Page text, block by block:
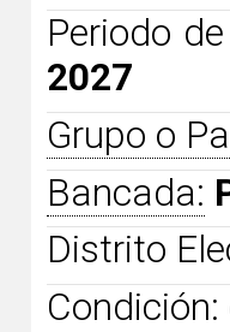
Periodo
2027
Grupo o
Bancada:
Distrito
Condición: